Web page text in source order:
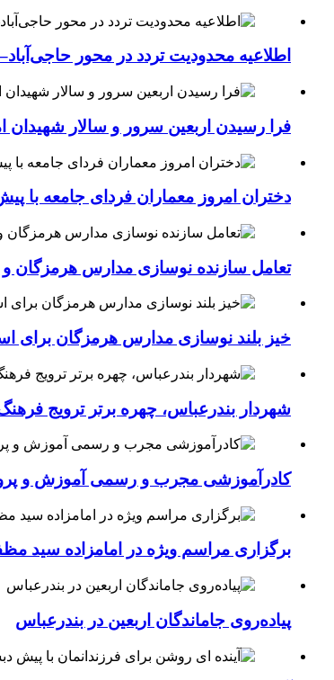
اطلاعیه محدودیت تردد در محور
فرا رسیدن اربعین سرور و سالار شهیدان
دختران امروز معماران فردای جامعه با
تعامل سازنده نوسازی مدارس هرمزگان و مجلس
خیز بلند نوسازی مدارس هرمزگان برای استقبال از مهر؛۴۵۴ کلاس درس جدید به فضای
شهردار بندرعباس، چهره برتر ترویج
کادرآموزشی مجرب و رسمی آموزش و
برگزاری مراسم ویژه در امامزاده سید
پیاده‌روی جاماندگان اربعین در بندرعباس